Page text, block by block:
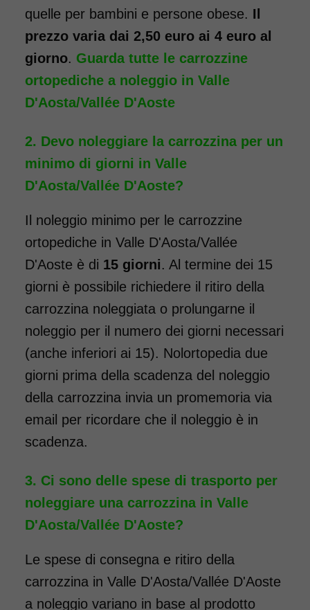
Noleggio sedia a rotelle seduta
40 cm TRANSITO con pedane
elevabili estraibili. Il noleggio
minimo è di 7 giorni a partire
domicilio in tutta Italia,
contattaci per maggiori
informazioni.
COSTO NOLEGGIO
da 76,01€
SCHEDA COMPLETA
Noleggio Carrozzina
pieghevole transito -
Seduta 40 cm
Noleggio sedia a rotelle seduta
standard estraibili. Noleggio
minimo 7 giorni a partire da 69
euro. Consegniamo a domicilio
quelle per bambini e persone obese. Il
prezzo varia dai 2,50 euro ai 4 euro al
giorno. Guarda tutte le carrozzine
ortopediche a noleggio in Valle
D'Aosta/Vallée D'Aoste
Devo noleggiare la carrozzina per un
minimo di giorni in Valle
D'Aosta/Vallée D'Aoste?
Il noleggio minimo per le carrozzine
ortopediche in Valle D'Aosta/Vallée
D'Aoste è di 15 giorni. Al termine dei 15
giorni è possibile richiedere il ritiro della
carrozzina noleggiata o prolungarne il
noleggio per il numero dei giorni necessari
(anche inferiori ai 15). Nolortopedia due
giorni prima della scadenza del noleggio
della carrozzina invia un promemoria via
email per ricordare che il noleggio è in
scadenza.
Ci sono delle spese di trasporto per
noleggiare una carrozzina in Valle
D'Aosta/Vallée D'Aoste?
Le spese di consegna e ritiro della
carrozzina in Valle D'Aosta/Vallée D'Aoste
a noleggio variano in base al prodotto